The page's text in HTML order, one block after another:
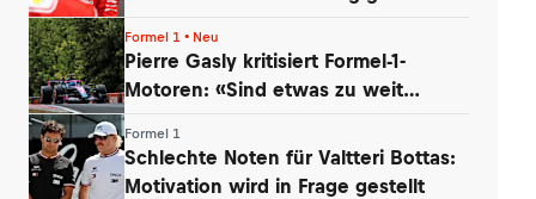
Formel 1 • Neu
Pierre Gasly kritisiert Formel-1-
Motoren: «Sind etwas zu weit
Formel 1
Schlechte Noten für Valtteri Bottas:
Motivation wird in Frage gestellt